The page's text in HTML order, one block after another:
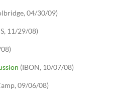
04/30/09)
11/29/08)
(IBON, 10/07/08)
09/06/08)